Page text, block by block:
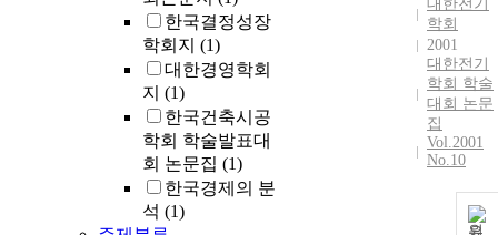
한국결정성장
학회지 (1)
대한경영학회
지 (1)
한국건축시공
학회 학술발표대
회 논문집 (1)
한국경제의 분
석 (1)
대한전기
학회
2001
대한전기
학회 학술
대회 논문
집
Vol.2001
No.10
원